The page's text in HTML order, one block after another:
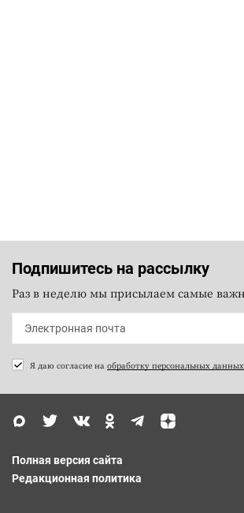
Подпишитесь на рассылку
Раз в неделю мы присылаем самые
Я даю согласие на обработку персональных данных
Полная версия сайта
Редакционная политика